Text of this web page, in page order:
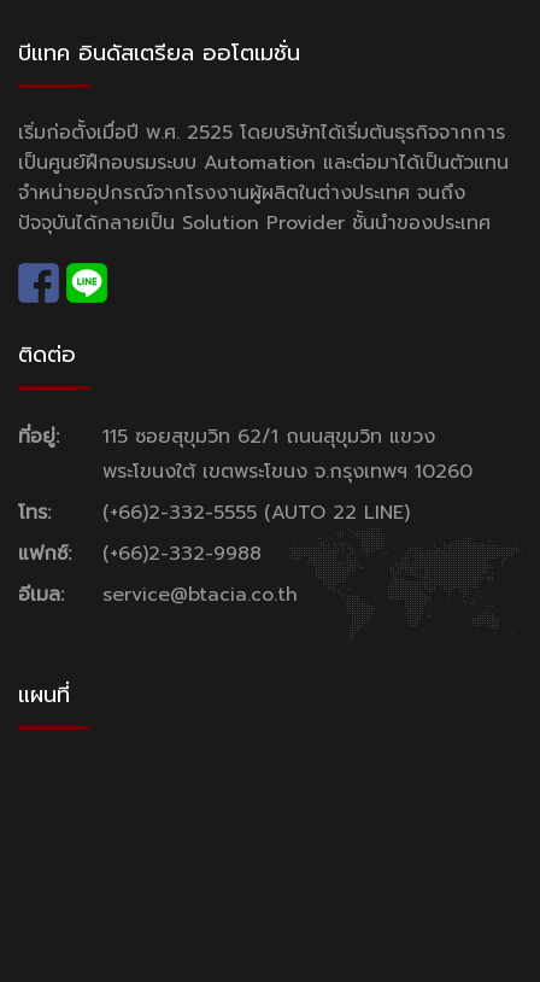
บีแทค อินดัสเตรียล ออโตเมชั่น
เริ่มก่อตั้งเมื่อปี พ.ศ. 2525 โดยบริษัทได้เริ่มต้นธุรกิจจากการ
เป็นศูนย์ฝึกอบรมระบบ Automation และต่อมาได้เป็นตัวแทน
จำหน่ายอุปกรณ์จากโรงงานผู้ผลิตในต่างประเทศ จนถึง
ปัจจุบันได้กลายเป็น Solution Provider ชั้นนำของประเทศ
ติดต่อ
ที่อยู่:
115 ซอยสุขุมวิท 62/1 ถนนสุขุมวิท แขวง
พระโขนงใต้ เขตพระโขนง จ.กรุงเทพฯ 10260
โทร:
(+66)2-332-5555 (AUTO 22 LINE)
แฟกซ์:
(+66)2-332-9988
อีเมล:
service@btacia.co.th
แผนที่